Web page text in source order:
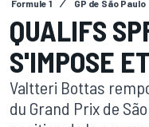
Formule 1 GP de São Paulo
QUALIFS
S'IMPOSE
Valtteri Bottas
du Grand Prix de